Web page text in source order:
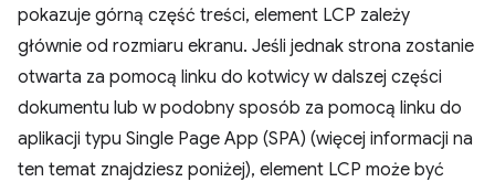
pokazuje górną część treści, element LCP zależy
głównie od rozmiaru ekranu. Jeśli jednak strona zostanie
otwarta za pomocą linku do kotwicy w dalszej części
dokumentu lub w podobny sposób za pomocą linku do
aplikacji typu Single Page App (SPA) (więcej informacji na
ten temat znajdziesz poniżej), element LCP może być